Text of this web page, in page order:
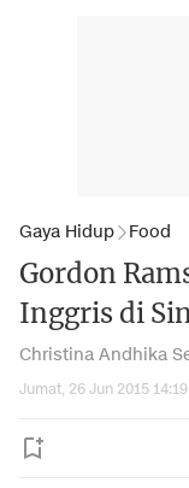
Gaya Hidup Food
Gordon
Inggris di
Christina Andhika
Jumat, 26 Jun 2015